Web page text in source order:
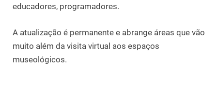
educadores, programadores.
A atualização é permanente e abrange áreas que vão
muito além da visita virtual aos espaços
museológicos.